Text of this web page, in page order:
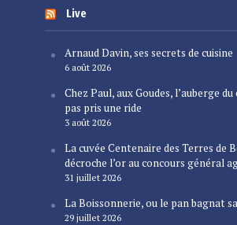
Live
Arnaud Davin, ses secrets de cuisine
6 août 2026
Chez Paul, aux Goudes, l’auberge du
pas pris une ride
3 août 2026
La cuvée Centenaire des Terres de
décroche l’or au concours général
31 juillet 2026
La Boissonnerie, ou le pan bagnat
29 juillet 2026